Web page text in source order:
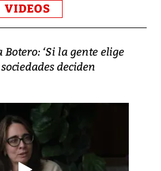
VIDEOS
‘Si la gente elige
deciden